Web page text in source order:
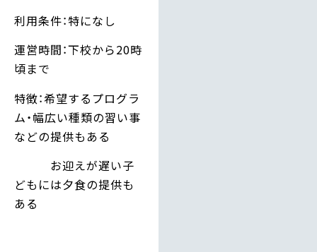
利用条件：特になし
運営時間：下校から20時
頃まで
特徴：希望するプログラ
ム・幅広い種類の習い事
などの提供もある
お迎えが遅い子
どもには夕食の提供も
ある